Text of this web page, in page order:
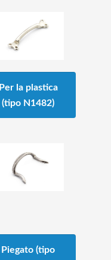
Per la plastica
(tipo N1482)
Piegato (tipo